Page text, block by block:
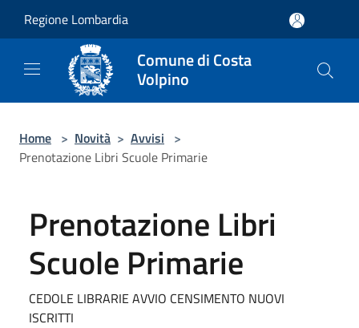
Regione Lombardia
Comune di Costa
Volpino
Home > Novità > Avvisi >
Prenotazione Libri Scuole Primarie
Prenotazione Libri
Scuole Primarie
CEDOLE LIBRARIE AVVIO CENSIMENTO NUOVI
ISCRITTI